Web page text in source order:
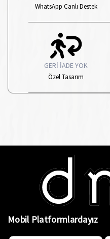
WhatsApp Canlı Destek
GERİ İADE YOK
Özel Tasarım
Mobil Platformlardayız